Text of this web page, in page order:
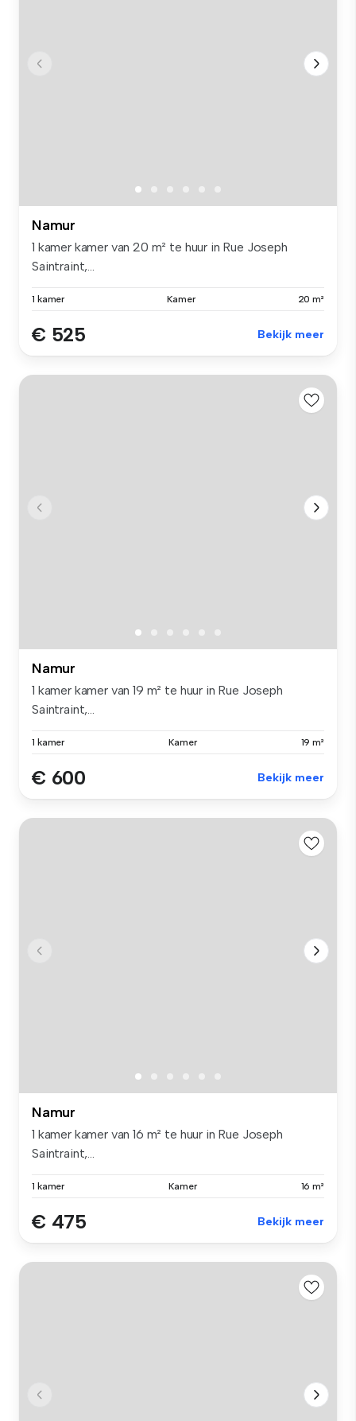
Namur
1 kamer kamer van 20 m² te huur in Rue Joseph
Saintraint,...
1 kamer Kamer 20 m²
€ 525 Bekijk meer
Namur
1 kamer kamer van 19 m² te huur in Rue Joseph
Saintraint,...
1 kamer Kamer 19 m²
€ 600 Bekijk meer
Namur
1 kamer kamer van 16 m² te huur in Rue Joseph
Saintraint,...
1 kamer Kamer 16 m²
€ 475 Bekijk meer